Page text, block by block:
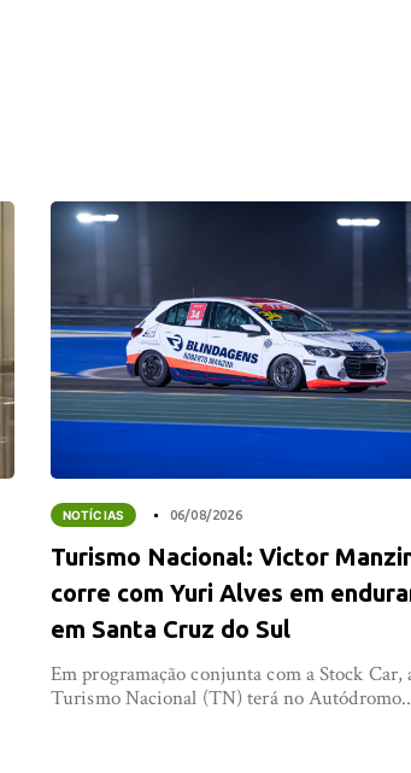
NOTÍCIAS 06/08/2026
Turismo Nacional: Victor
corre com Yuri Alves em
em Santa Cruz do Sul
Em programação conjunta com a Stock Car,
Turismo Nacional (TN) terá no